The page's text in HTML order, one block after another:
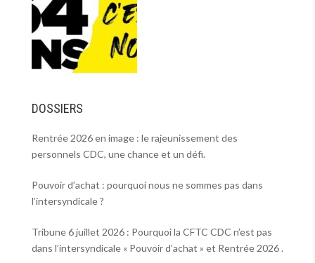
DOSSIERS
Rentrée 2026 en image : le rajeunissement des
personnels CDC, une chance et un défi.
Pouvoir d’achat : pourquoi nous ne sommes pas dans
l’intersyndicale ?
Tribune 6 juillet 2026 : Pourquoi la CFTC CDC n’est pas
dans l’intersyndicale « Pouvoir d’achat » et Rentrée 2026 .